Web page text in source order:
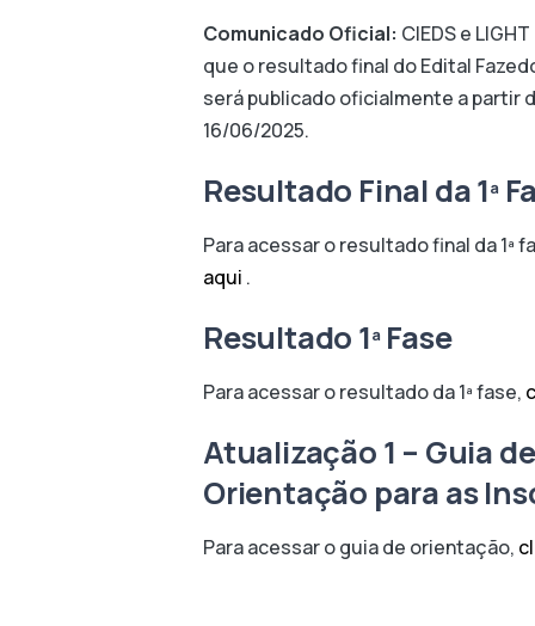
Comunicado Oficial: CIEDS e
que o resultado final do Edital
será publicado oficialmente a partir
16/06/2025.
Resultado Final da 1ª
Para acessar o resultado final da 1ª
aqui .
Resultado 1ª Fase
Para acessar o resultado da 1ª fase,
Atualização 1 – Guia de
Orientação para as
Para acessar o guia de orientação,